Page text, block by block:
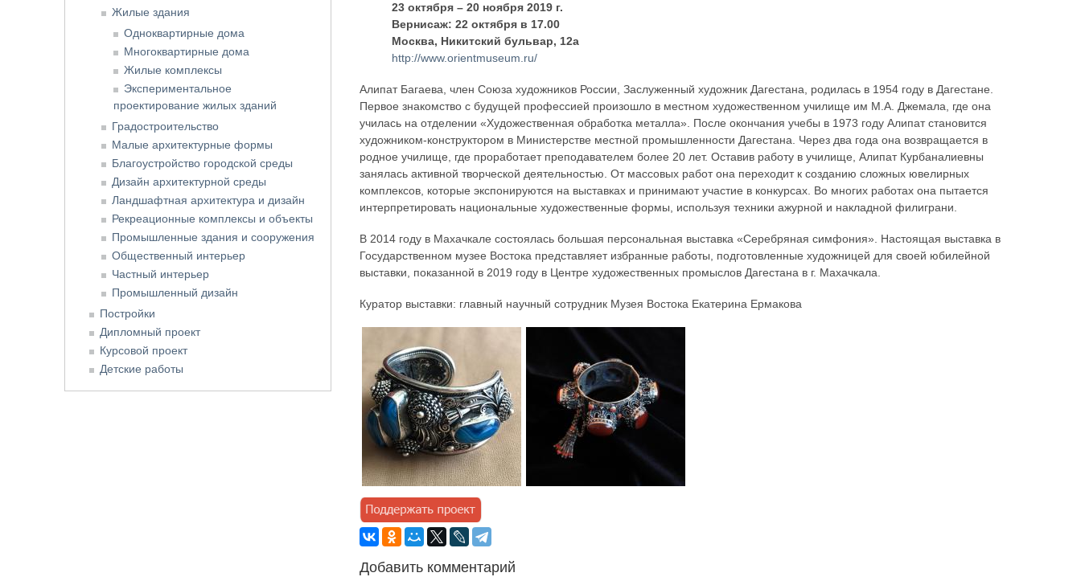
23 октября – 20 ноября 2019 г.
Вернисаж: 22 октября в 17.00
Москва, Никитский бульвар, 12а
http://www.orientmuseum.ru/
Алипат Багаева, член Союза художников России, Заслуженный художник Дагестана, родилась в 1954 году в Дагестане.
Первое знакомство с будущей профессией произошло в местном художественном училище им М.А. Джемала, где она
училась на отделении «Художественная обработка металла». После окончания учебы в 1973 году Алипат становится
художником-конструктором в Министерстве местной промышленности Дагестана. Через два года она возвращается в
родное училище, где проработает преподавателем более 20 лет. Оставив работу в училище, Алипат Курбаналиевны
занялась активной творческой деятельностью. От массовых работ она переходит к созданию сложных ювелирных
комплексов, которые экспонируются на выставках и принимают участие в конкурсах. Во многих работах она пытается
интерпретировать национальные художественные формы, используя техники ажурной и накладной филиграни.
В 2014 году в Махачкале состоялась большая персональная выставка «Серебряная симфония». Настоящая выставка в
Государственном музее Востока представляет избранные работы, подготовленные художницей для своей юбилейной
выставки, показанной в 2019 году в Центре художественных промыслов Дагестана в г. Махачкала.
Куратор выставки: главный научный сотрудник Музея Востока Екатерина Ермакова
Добавить комментарий
Жилые здания
Одноквартирные дома
Многоквартирные дома
Жилые комплексы
Экспериментальное
проектирование жилых зданий
Градостроительство
Малые архитектурные формы
Благоустройство городской среды
Дизайн архитектурной среды
Ландшафтная архитектура и дизайн
Рекреационные комплексы и объекты
Промышленные здания и сооружения
Общественный интерьер
Частный интерьер
Промышленный дизайн
Постройки
Дипломный проект
Курсовой проект
Детские работы